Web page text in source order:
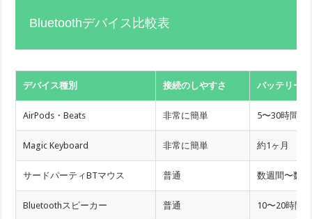
Bluetoothデバイス比較表
デバイス種別 接続のしやすさ バッテリー
AirPods・Beats 非常に簡単 5〜30時間
Magic Keyboard 非常に簡単 約1ヶ月
サードパーティBTマウス 普通 数週間〜数
Bluetoothスピーカー 普通 10〜20時間